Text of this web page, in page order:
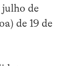
julho de
de 19 de